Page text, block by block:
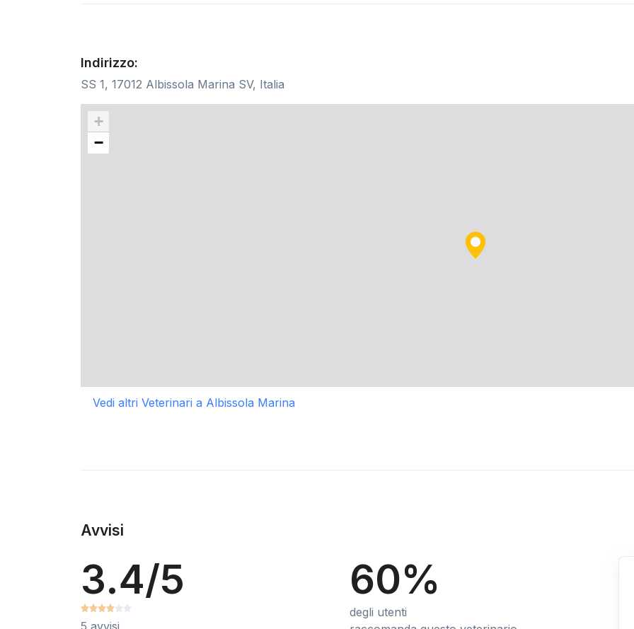
Indirizzo:
SS 1, 17012 Albissola Marina SV, Italia
+
−
Vedi altri Veterinari a Albissola Marina
Avvisi
3.4/5
5 avvisi
60%
degli utenti